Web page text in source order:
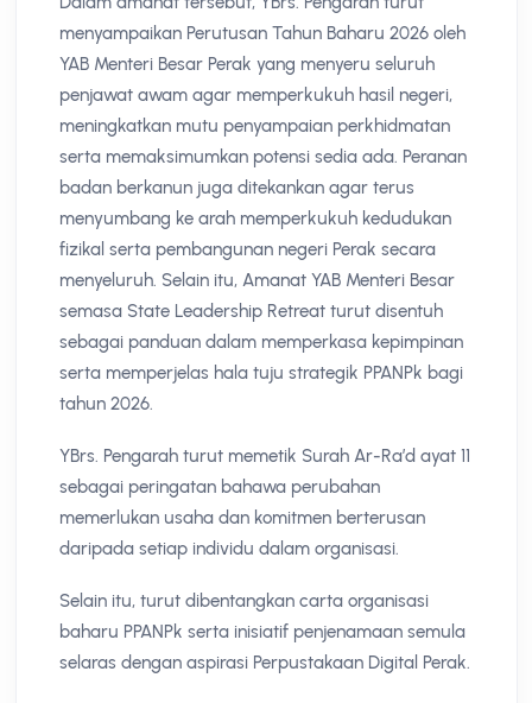
menyampaikan Perutusan Tahun Baharu 2026 oleh
YAB Menteri Besar Perak yang menyeru seluruh
penjawat awam agar memperkukuh hasil negeri,
meningkatkan mutu penyampaian perkhidmatan
serta memaksimumkan potensi sedia ada. Peranan
badan berkanun juga ditekankan agar terus
menyumbang ke arah memperkukuh kedudukan
fizikal serta pembangunan negeri Perak secara
menyeluruh. Selain itu, Amanat YAB Menteri Besar
semasa State Leadership Retreat turut disentuh
sebagai panduan dalam memperkasa kepimpinan
serta memperjelas hala tuju strategik PPANPk bagi
tahun 2026.
YBrs. Pengarah turut memetik Surah Ar-Ra’d ayat 11
sebagai peringatan bahawa perubahan
memerlukan usaha dan komitmen berterusan
daripada setiap individu dalam organisasi.
Selain itu, turut dibentangkan carta organisasi
baharu PPANPk serta inisiatif penjenamaan semula
selaras dengan aspirasi Perpustakaan Digital Perak.